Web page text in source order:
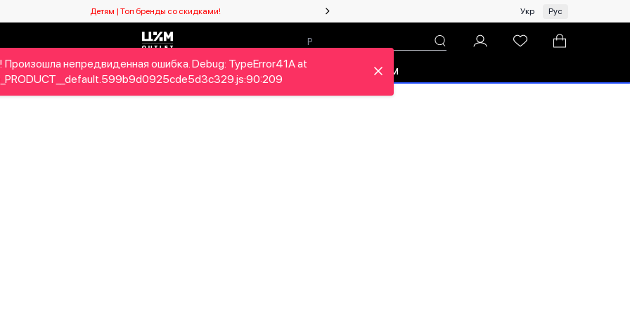
Детям | Топ бренды со скидками! Женщинам | Топ бренды со скидками!
Укр Рус
Детям Home&Gifts Бренды Новый сезон Про ЦУМ
Произошла непредвиденная ошибка. Debug: TypeError41A at